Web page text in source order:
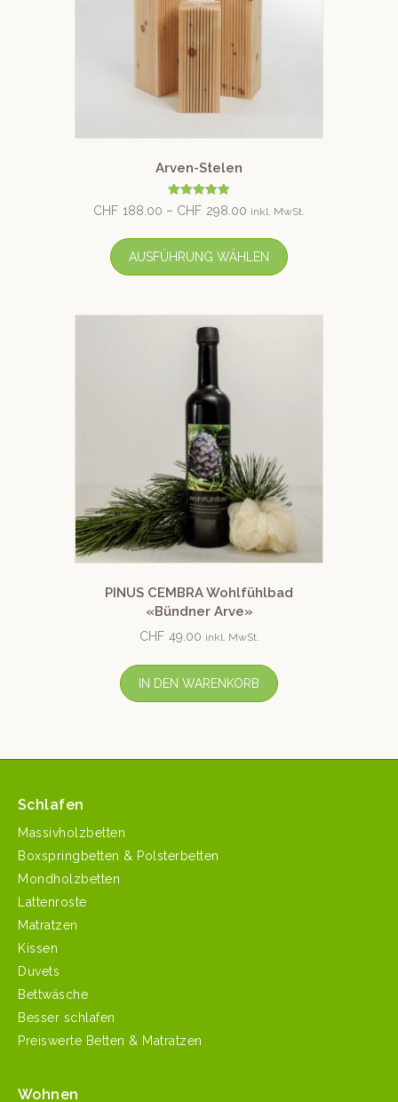
Arven-Stelen
Bewertet
mit
von 5
CHF 188.00 – CHF 298.00 inkl. MwSt.
AUSFÜHRUNG WÄHLEN
PINUS CEMBRA Wohlfühlbad
«Bündner Arve»
CHF 49.00 inkl. MwSt.
IN DEN WARENKORB
Schlafen
Massivholzbetten
Boxspringbetten & Polsterbetten
Mondholzbetten
Lattenroste
Matratzen
Kissen
Duvets
Bettwäsche
Besser schlafen
Preiswerte Betten & Matratzen
Wohnen